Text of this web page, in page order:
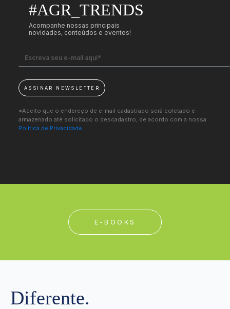
#AGR_TRENDS
Acompanhe nossas principais
novidades, conteúdos e eventos!
ASSINAR NEWSLETTER
*Aceito que o endereço de e-mail cadastrado será coletado e
armazenado até solicitado o descadastro, de acordo com a nossa
Política de Privacidade.
E-BOOKS
Diferente.